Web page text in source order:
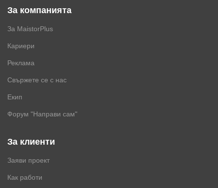
За компанията
За MaistorPlus
Кариери
Реклама
Свържете се с нас
Екип
Форум "Направи сам"
За клиенти
Заяви проект
Как работи